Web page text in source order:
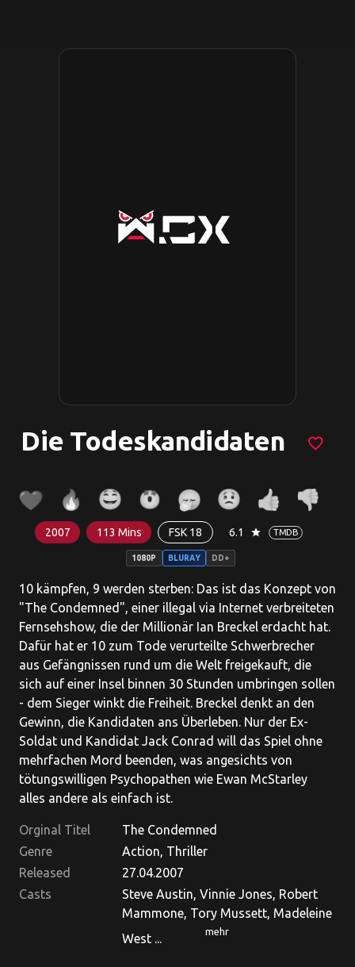
Die Todeskandidaten favorite_border
2007 113 Mins FSK 18 6.1 star TMDB
1080P BLURAY DD+
10 kämpfen, 9 werden sterben: Das ist das Konzept von
"The Condemned", einer illegal via Internet verbreiteten
Fernsehshow, die der Millionär Ian Breckel erdacht hat.
Dafür hat er 10 zum Tode verurteilte Schwerbrecher
aus Gefängnissen rund um die Welt freigekauft, die
sich auf einer Insel binnen 30 Stunden umbringen sollen
- dem Sieger winkt die Freiheit. Breckel denkt an den
Gewinn, die Kandidaten ans Überleben. Nur der Ex-
Soldat und Kandidat Jack Conrad will das Spiel ohne
mehrfachen Mord beenden, was angesichts von
tötungswilligen Psychopathen wie Ewan McStarley
alles andere als einfach ist.
Orginal Titel
The Condemned
Genre
Action, Thriller
Released
27.04.2007
Casts
Steve Austin, Vinnie Jones, Robert
Mammone, Tory Mussett, Madeleine
West ...
mehr